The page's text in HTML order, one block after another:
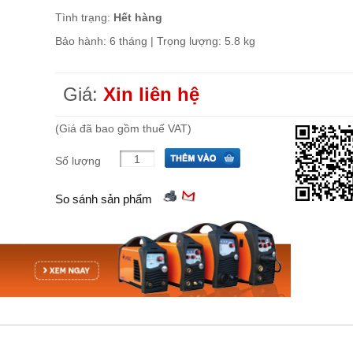
Tình trạng: Hết hàng
Bảo hành: 6 tháng | Trọng lượng: 5.8 kg
Giá: Xin liên hệ
(Giá đã bao gồm thuế VAT)
Số lượng
So sánh sản phẩm